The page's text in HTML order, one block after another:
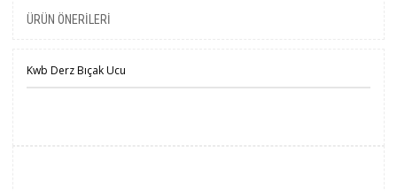
ÜRÜN ÖNERILERI
Kwb Derz Bıçak Ucu